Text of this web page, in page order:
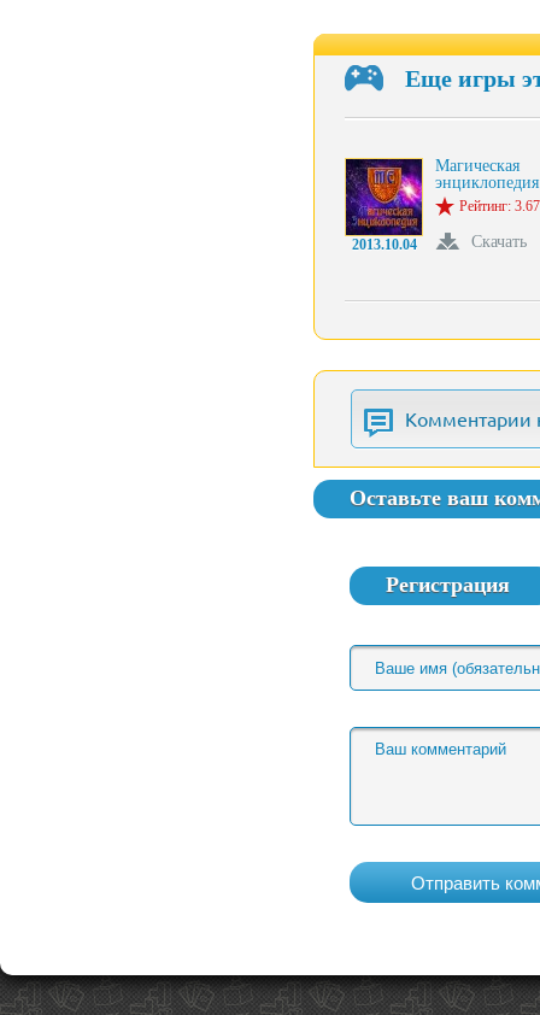
Еще игры
2013.10.04
Магическая
Рейтинг:
Скачать
Комментарии
Оставьте ваш
Регистрация